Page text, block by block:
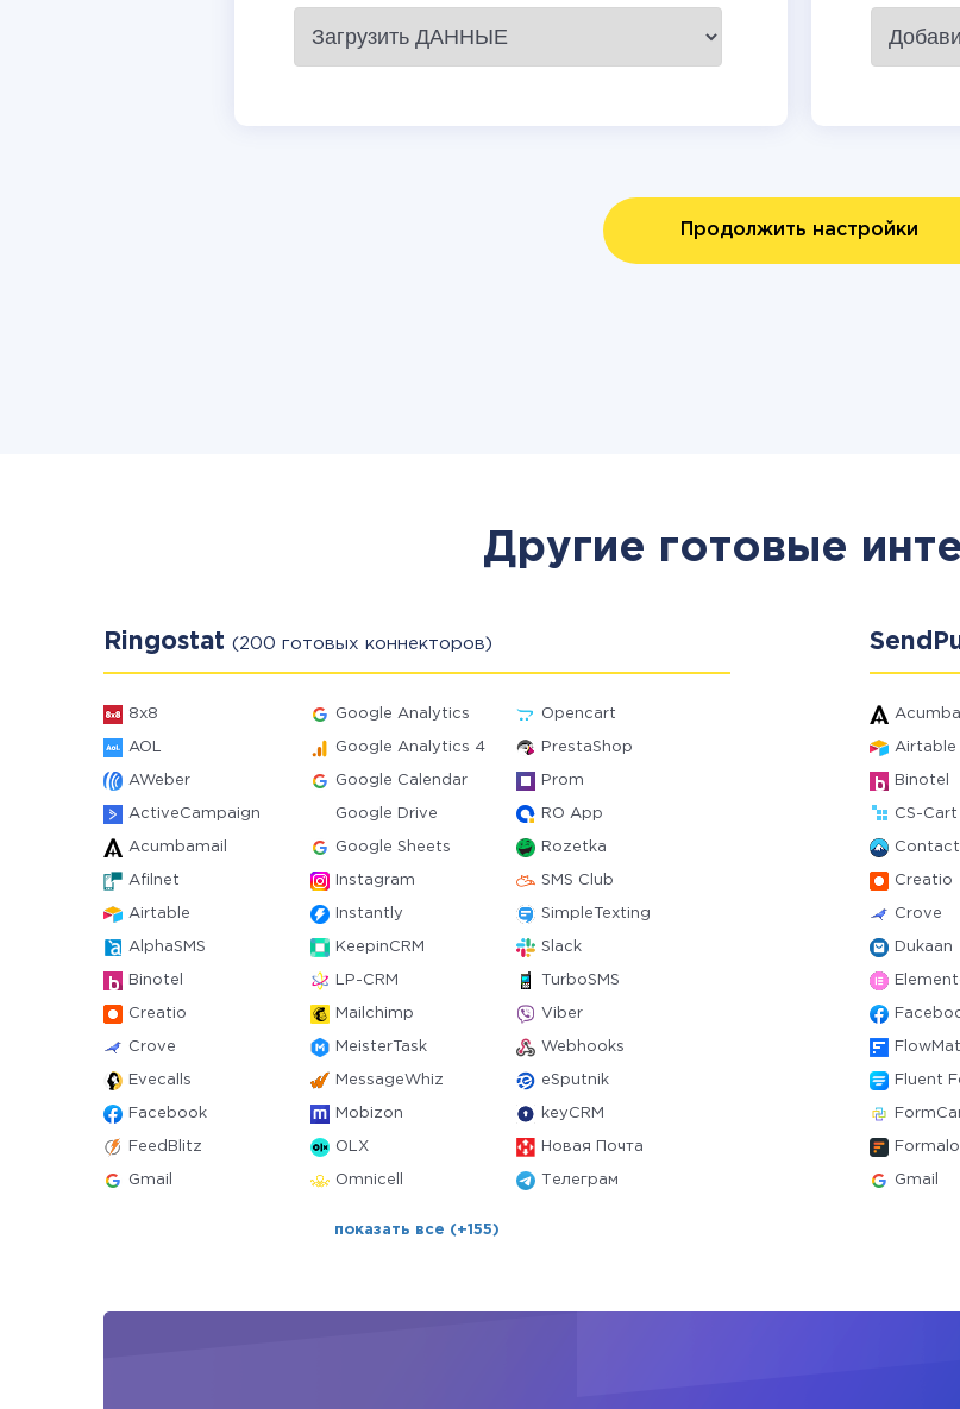
Продолжить настройки
Другие готовые
Ringostat (200 готовых коннекторов)
8x8 Google Analytics Opencart
AOL Google Analytics 4 PrestaShop
AWeber Google Calendar Prom
ActiveCampaign Google Drive RO App
Acumbamail Google Sheets Rozetka
Afilnet Instagram SMS Club
Airtable Instantly SimpleTexting
AlphaSMS KeepinCRM Slack
Binotel LP-CRM TurboSMS
Creatio Mailchimp Viber
Crove MeisterTask Webhooks
Evecalls MessageWhiz eSputnik
Facebook Mobizon keyCRM
FeedBlitz OLX Новая Почта
Gmail Omnicell Телеграм
показать все (+155)
Airtable
Binotel
CS-Cart
Creatio
Crove
Dukaan
Fluent
Gmail